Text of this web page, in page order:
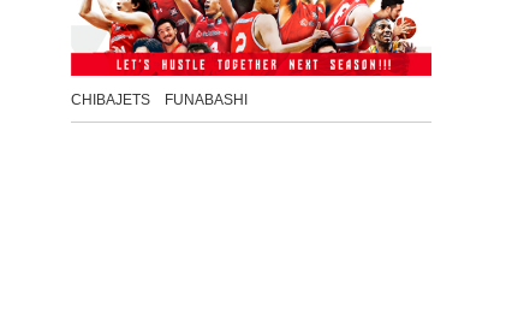
CHIBAJETS FUNABASHI